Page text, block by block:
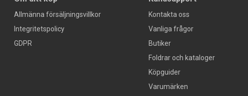
Allmänna försäljningsvillkor
Integritetspolicy
GDPR
Kontakta oss
Vanliga frågor
Butiker
Foldrar och kataloger
Köpguider
Varumärken